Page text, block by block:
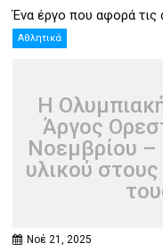
Ένα έργο που αφορά τις
Αθλητικά
Η
Άργος
Νοεμβρίου –
υλικού
Νοέ 21, 2025